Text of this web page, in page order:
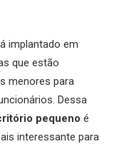
implantado em
que estão
menores para
Dessa
pequeno é
interessante para